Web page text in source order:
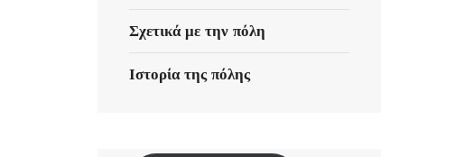
Σχετικά με την πόλη
Ιστορία της πόλης